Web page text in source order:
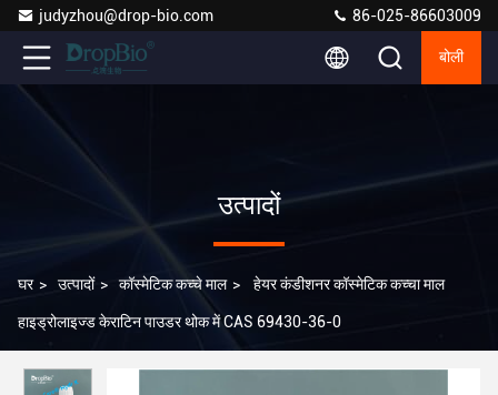
judyzhou@drop-bio.com 86-025-86603009
बोली
उत्पादों
घर > उत्पादों > कॉस्मेटिक कच्चे माल > हेयर कंडीशनर कॉस्मेटिक कच्चा माल
हाइड्रोलाइज्ड केराटिन पाउडर थोक में CAS 69430-36-0